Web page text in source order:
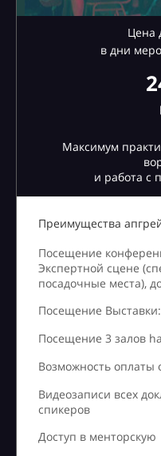
Цена
в дни
Максимум
и работа с
Преимущества
Посещение
Экспертной сцене
посадочные места),
Посещение
Посещение 3 залов
Возможность оплаты
Видеозаписи всех
спикеров
Доступ в менторскую